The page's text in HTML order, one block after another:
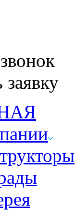
заявку